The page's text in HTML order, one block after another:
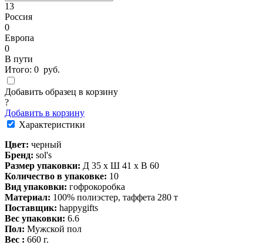
13
Россия
0
Европа
0
В пути
Итого: 0 руб.
Добавить образец в корзину
?
Добавить в корзину
Характеристики
Цвет: черный
Бренд: sol's
Размер упаковки: Д 35 x Ш 41 x В 60
Количество в упаковке: 10
Вид упаковки: гофрокоробка
Материал: 100% полиэстер, таффета 280 т
Поставщик: happygifts
Вес упаковки: 6.6
Пол: Мужской пол
Вес : 660 г.